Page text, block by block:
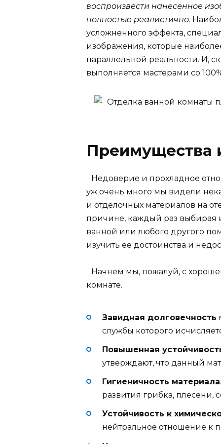
воспроизвести нанесенное
полностью реалистично.
усложненного эффекта,
изображения, которые
параллельной реальности. И,
выполняется мастерами со
Преимущества
Недоверие и прохладное
уж очень много мы видели
и отделочных материалов на
причине, каждый раз выбирая
ванной или любого другого
изучить ее достоинства и
Начнем мы, пожалуй, с
комнате.
Завидная долговечность
службы которого
Повышенная
утверждают, что данный
Гигиеничность материала
развития грибка, плесени,
Устойчивость к
нейтральное отношение к